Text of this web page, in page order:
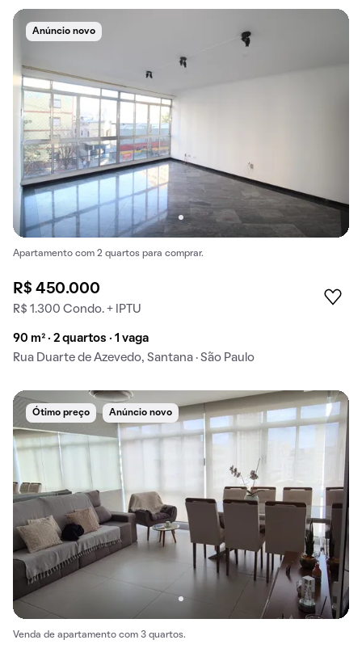
Anúncio novo
Apartamento com 2 quartos para comprar.
R$ 450.000
R$ 1.300 Condo. + IPTU
90 m² · 2 quartos · 1 vaga
Rua Duarte de Azevedo, Santana · São Paulo
Ótimo preço Anúncio novo
Venda de apartamento com 3 quartos.